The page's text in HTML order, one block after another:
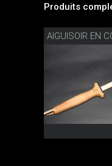
Produits
AIGUISOIR EN